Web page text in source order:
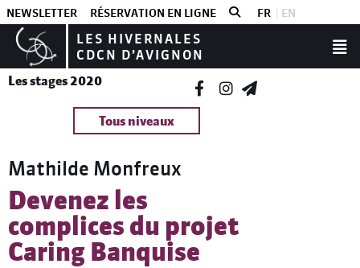
NEWSLETTER RÉSERVATION EN LIGNE FR EN
LES HIVERNALES
CDCN D’AVIGNON
Les stages 2020
Tous niveaux
Mathilde Monfreux
Devenez les
complices du projet
Caring Banquise